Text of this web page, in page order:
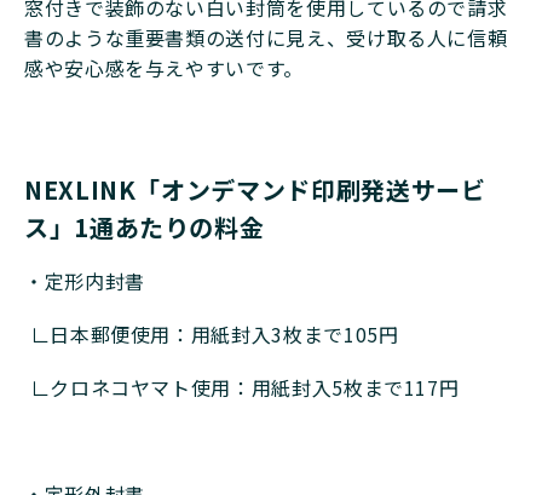
窓付きで装飾のない白い封筒を使用しているので請求
書のような重要書類の送付に見え、受け取る人に信頼
感や安心感を与えやすいです。
NEXLINK「オンデマンド印刷発送サービ
ス」1通あたりの料金
・定形内封書
∟日本郵便使用：用紙封入3枚まで105円
∟クロネコヤマト使用：用紙封入5枚まで117円